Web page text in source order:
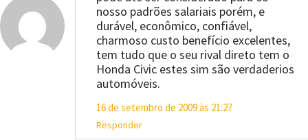
nosso padrões salariais porém, e
durável, econômico, confiável,
charmoso custo benefício excelentes,
tem tudo que o seu rival direto tem o
Honda Civic estes sim são verdaderios
automóveis.
16 de setembro de 2009 às 21:27
Responder